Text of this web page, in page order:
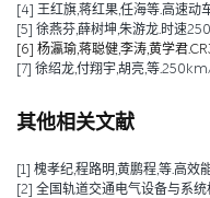
[4] 王红旗,蒋红果,任海等.高速
[5] 徐燕芬,薛树坤,朱游龙.时速
[6] 杨瀛瑜,蒋聪健,李涛,黄学君
[7] 徐绍龙,付翔宇,胡亮,等
其他相关文献
[1] 槐孝纪,程路明,黄鹏程,等.高
[2] 全国轨道交通电气设备与系